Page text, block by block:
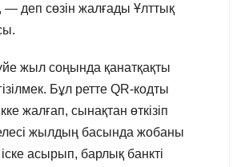
— деп сөзін жалғады Ұлттық
жыл соңында қанатқақты
Бұл ретте QR-кодты
жалғап, сынақтан өткізіп
жылдың басында жобаны
асырып, барлық банкті